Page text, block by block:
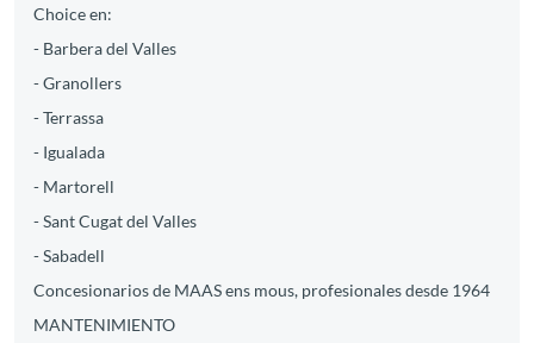
Choice en:
- Barbera del Valles
- Granollers
- Terrassa
- Igualada
- Martorell
- Sant Cugat del Valles
- Sabadell
Concesionarios de MAAS ens mous, profesionales desde 1964
MANTENIMIENTO